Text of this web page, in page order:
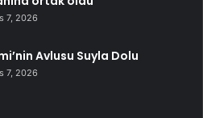
7, 2026
Avlusu Suyla Dolu
7, 2026